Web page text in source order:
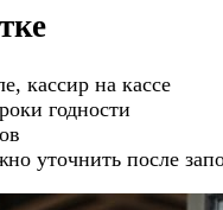
кассир на кассе
годности
уточнить после